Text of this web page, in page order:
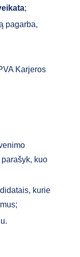
;
pagarba,
Karjeros
kuo
kurie